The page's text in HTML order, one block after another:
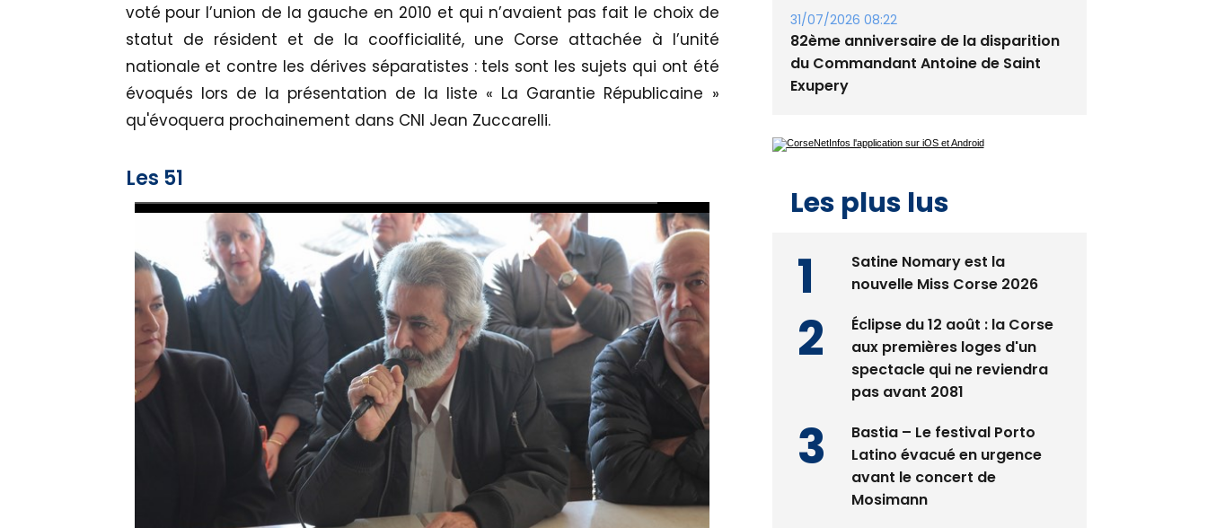
voté pour l’union de la gauche en 2010 et qui n’avaient pas fait le choix de
statut de résident et de la coofficialité, une Corse attachée à l’unité
nationale et contre les dérives séparatistes : tels sont les sujets qui ont été
évoqués lors de la présentation de la liste « La Garantie Républicaine »
qu'évoquera prochainement dans CNI Jean Zuccarelli.
Les 51
31/07/2026 08:22
82ème anniversaire de la disparition
du Commandant Antoine de Saint
Exupery
Les plus lus
Satine Nomary est la
nouvelle Miss Corse 2026
Éclipse du 12 août : la Corse
aux premières loges d'un
spectacle qui ne reviendra
pas avant 2081
Bastia – Le festival Porto
Latino évacué en urgence
avant le concert de
Mosimann